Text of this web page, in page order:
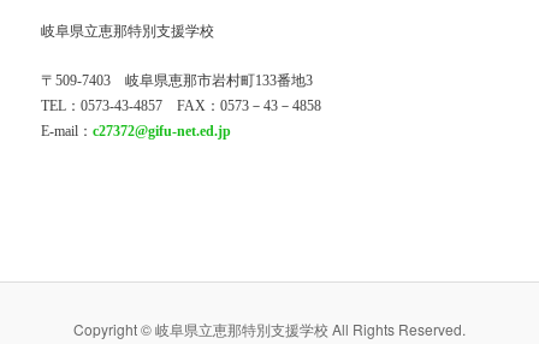
岐阜県立恵那特別支援学校
〒509-7403 岐阜県恵那市岩村町133番地3
TEL：0573-43-4857 FAX：0573－43－4858
E-mail：c27372@gifu-net.ed.jp
Copyright © 岐阜県立恵那特別支援学校 All Rights Reserved.